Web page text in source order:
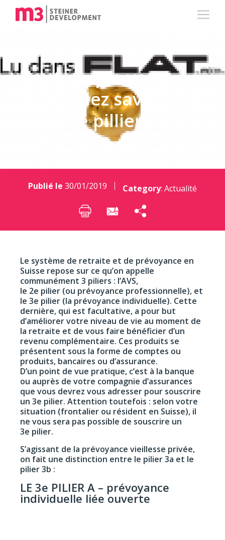
Tout ce que vous
souhaitiez savoir sur
le 3ème pillier
Publié le 30/01/2019 Category: Actualité
Le système de retraite et de prévoyance en
Suisse repose sur ce qu’on appelle
communément 3 piliers : l’AVS,
le 2e pilier (ou prévoyance professionnelle), et
le 3e pilier (la prévoyance individuelle). Cette
dernière, qui est facultative, a pour but
d’améliorer votre niveau de vie au moment de
la retraite et de vous faire bénéficier d’un
revenu complémentaire. Ces produits se
présentent sous la forme de comptes ou
produits, bancaires ou d’assurance.
D’un point de vue pratique, c’est à la banque
ou auprès de votre compagnie d’assurances
que vous devrez vous adresser pour souscrire
un 3e pilier. Attention toutefois : selon votre
situation (frontalier ou résident en Suisse), il
ne vous sera pas possible de souscrire un
3e pilier.
S’agissant de la prévoyance vieillesse privée,
on fait une distinction entre le pilier 3a et le
pilier 3b :
LE 3e PILIER A – prévoyance
individuelle liée ouverte